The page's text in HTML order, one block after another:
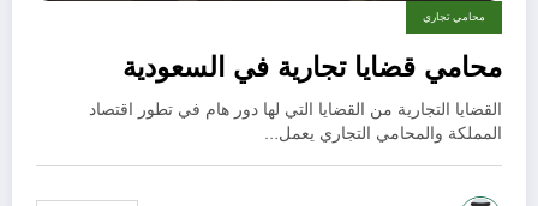
محامي تجاري
محامي قضايا تجارية في السعودية
القضايا التجارية من القضايا التي لها دور هام في تطور اقتصاد
المملكة والمحامي التجاري يعمل…